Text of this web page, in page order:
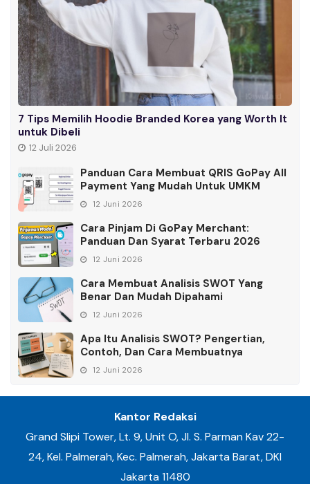
7 Tips Memilih Hoodie Branded Korea yang Worth It
untuk Dibeli
12 Juli 2026
Panduan Cara Membuat QRIS GoPay All
Payment Yang Mudah Untuk UMKM
12 Juni 2026
Cara Pinjam Di GoPay Merchant:
Panduan Dan Syarat Terbaru 2026
12 Juni 2026
Cara Membuat Analisis SWOT Yang
Benar Dan Mudah Dipahami
12 Juni 2026
Apa Itu Analisis SWOT? Pengertian,
Contoh, Dan Cara Membuatnya
12 Juni 2026
Kantor Redaksi
Grand Slipi Tower, Lt. 9, Unit O, Jl. S. Parman Kav 22-
24, Kel. Palmerah, Kec. Palmerah, Jakarta Barat, DKI
Jakarta 11480